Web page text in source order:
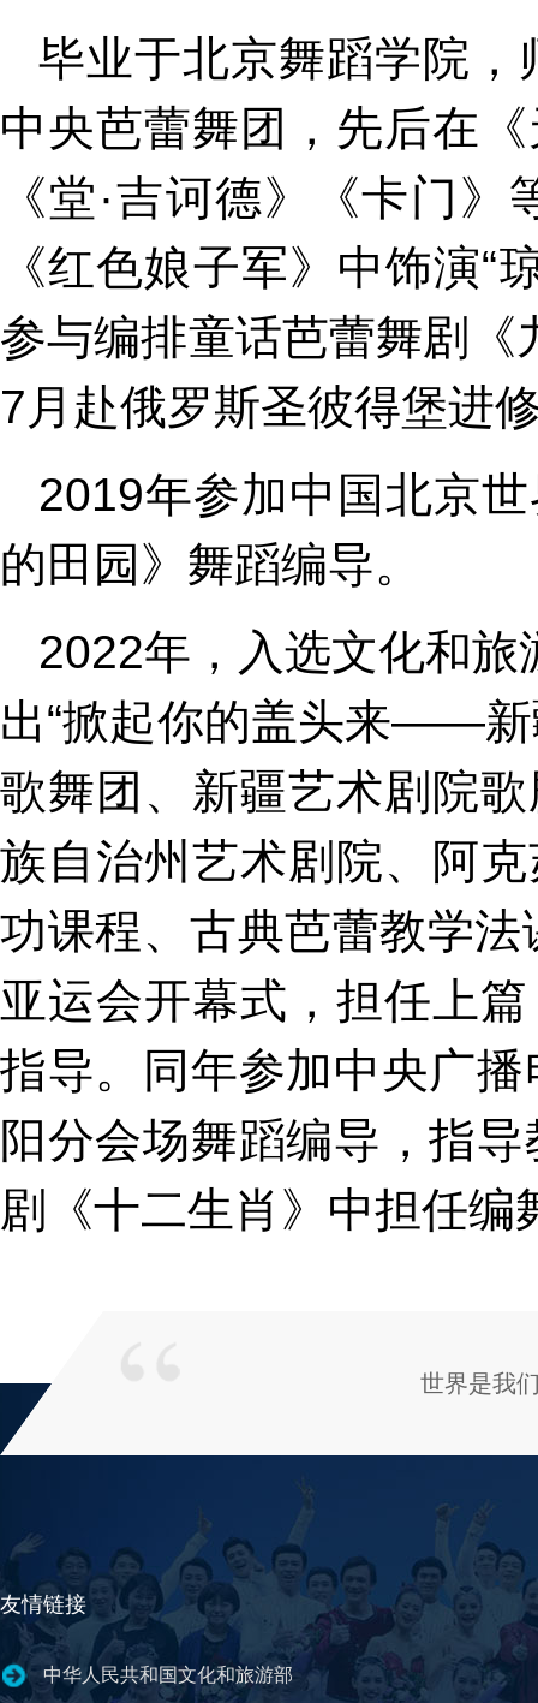
毕业于北京舞蹈学院
中央芭蕾舞团，先后在
《堂·吉诃德》《卡门
《红色娘子军》中饰演
参与编排童话芭蕾舞剧《
7月赴俄罗斯圣彼得堡进
2019年参加中国北京
的田园》舞蹈编导。
2022年，入选文化和旅
出“掀起你的盖头来——新
歌舞团、新疆艺术剧院
族自治州艺术剧院、阿
功课程、古典芭蕾教学
亚运会开幕式，担任上
指导。同年参加中央广
阳分会场舞蹈编导，指
剧《十二生肖》中担任编
世界是我
友情链接
中华人民共和国文化和旅游部